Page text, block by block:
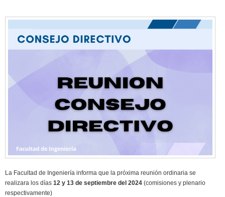
La Facultad de Ingeniería informa que la próxima reunión ordinaria se
realizara los días 12 y 13 de septiembre del 2024 (comisiones y plenario
respectivamente)